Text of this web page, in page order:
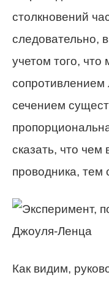
столкновений
следовательно,
учетом того,
сопротивлением
сечением
сказать, что
проводника, тем
Как видим,